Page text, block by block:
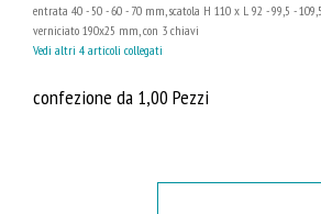
entrata 40 - 50 - 60 - 70 mm, scatola H 110 x L 92 - 99,5 -
verniciato 190x25 mm, con 3 chiavi
Vedi altri 4 articoli collegati
confezione da 1,00 Pezzi